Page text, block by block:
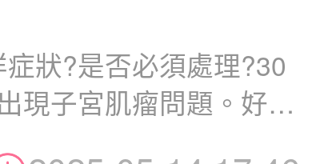
狀?是否必須處理?30
現子宮肌瘤問題。好多